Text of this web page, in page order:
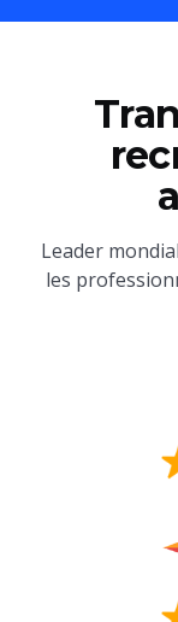
Leader
les